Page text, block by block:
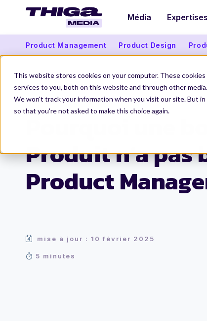
This website stores cookies on your computer. These
services to you, both on this website and through other
We won't track your information when you visit our site. But
so that you're not asked to make this choice again.
Média Expertises
Product Management Product Design
Thiga Media Product Management Pourquoi une bonne équipe Produit n’a
Pourquoi une
Produit n’a pas
Product
mise à jour : 10 février 2025
5 minutes